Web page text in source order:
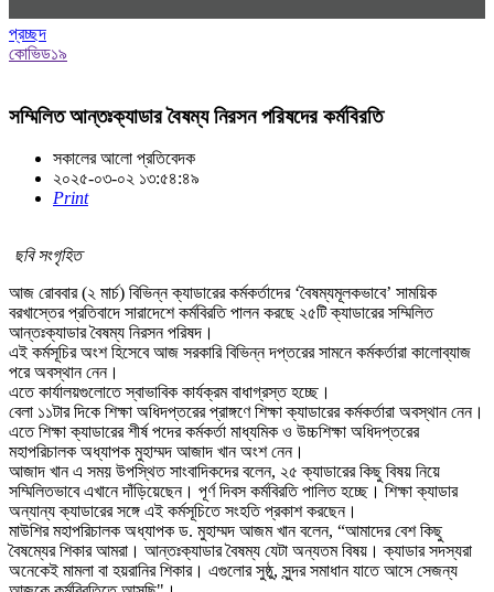
প্রচ্ছদ
কোভিড১৯
সম্মিলিত আন্তঃক্যাডার বৈষম্য নিরসন পরিষদের কর্মবিরতি
সকালের আলো প্রতিবেদক
২০২৫-০৩-০২ ১৩:৫৪:৪৯
Print
ছবি সংগৃহিত
আজ রোববার (২ মার্চ) বিভিন্ন ক্যাডারের কর্মকর্তাদের ‘বৈষম্যমূলকভাবে’ সাময়িক
বরখাস্তের প্রতিবাদে সারাদেশে কর্মবিরতি পালন করছে ২৫টি ক্যাডারের সম্মিলিত
আন্তঃক্যাডার বৈষম্য নিরসন পরিষদ।
এই কর্মসূচির অংশ হিসেবে আজ সরকারি বিভিন্ন দপ্তরের সামনে কর্মকর্তারা কালোব্যাজ
পরে অবস্থান নেন।
এতে কার্যালয়গুলোতে স্বাভাবিক কার্যক্রম বাধাগ্রস্ত হচ্ছে।
বেলা ১১টার দিকে শিক্ষা অধিদপ্তরের প্রাঙ্গণে শিক্ষা ক্যাডারের কর্মকর্তারা অবস্থান নেন।
এতে শিক্ষা ক্যাডারের শীর্ষ পদের কর্মকর্তা মাধ্যমিক ও উচ্চশিক্ষা অধিদপ্তরের
মহাপরিচালক অধ্যাপক মুহাম্মদ আজাদ খান অংশ নেন।
আজাদ খান এ সময় উপস্থিত সাংবাদিকদের বলেন, ২৫ ক্যাডারের কিছু বিষয় নিয়ে
সম্মিলিতভাবে এখানে দাঁড়িয়েছেন। পূর্ণ দিবস কর্মবিরতি পালিত হচ্ছে। শিক্ষা ক্যাডার
অন্যান্য ক্যাডারের সঙ্গে এই কর্মসূচিতে সংহতি প্রকাশ করছেন।
মাউশির মহাপরিচালক অধ্যাপক ড. মুহাম্মদ আজম খান বলেন, “আমাদের বেশ কিছু
বৈষম্যের শিকার আমরা। আন্তঃক্যাডার বৈষম্য যেটা অন্যতম বিষয়। ক্যাডার সদস্যরা
অনেকেই মামলা বা হয়রানির শিকার। এগুলোর সুষ্ঠু, সুন্দর সমাধান যাতে আসে সেজন্য